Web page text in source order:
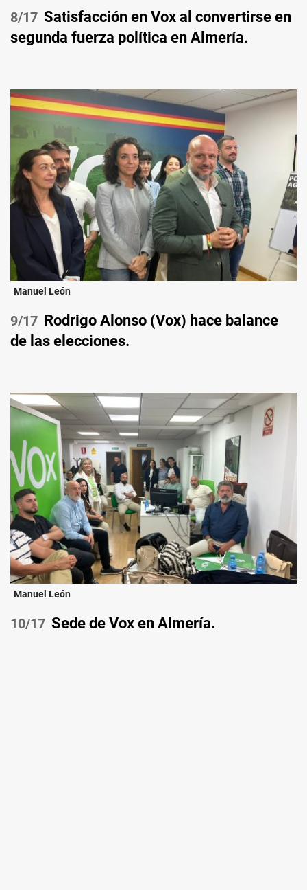
/17 Satisfacción en Vox al convertirse en
segunda fuerza política en Almería.
Manuel León
/17 Rodrigo Alonso (Vox) hace balance
de las elecciones.
Manuel León
/17 Sede de Vox en Almería.